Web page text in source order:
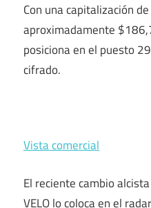
Con una capitalización
aproximadamente
posiciona en el puesto
cifrado.
Vista comercial
El reciente cambio
VELO lo coloca en el